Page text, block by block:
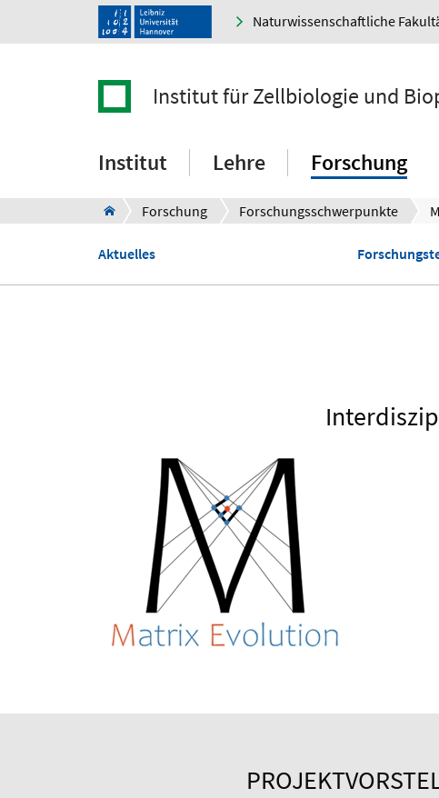
Naturwissenschaftliche
Institut für Zellbiologie und
Institut Lehre Forschung
Forschung Forschungsschwerpunkte
Aktuelles